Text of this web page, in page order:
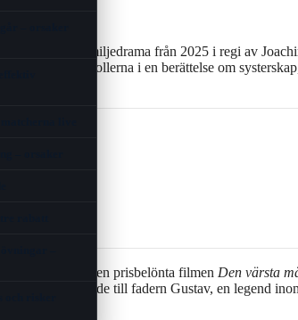
) är ett norskt familjedrama från 2025 i regi av
bär huvudrollerna i en berättelse om
& Galway
steg-guide
bakom den prisbelönta filmen Den värsta
sitt förhållande till fadern Gustav, en legend